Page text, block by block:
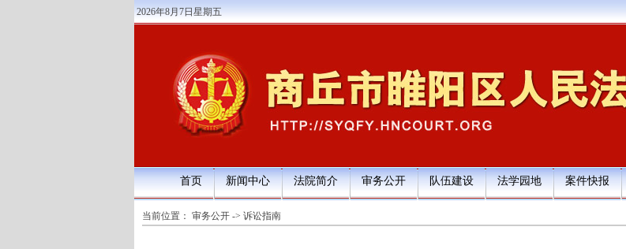
2026年8月7日星期五
首页 新闻中心 法院简介 审务公开 队伍建设 法学园地 案件快报
当前位置： 审务公开 -> 诉讼指南